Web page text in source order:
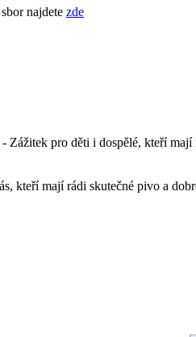
najdete zde
- Zážitek pro děti i dospělé, kteří
kteří mají rádi skutečné pivo a